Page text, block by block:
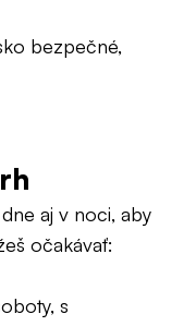
bezpečné,
aj v noci, aby
očakávať:
s